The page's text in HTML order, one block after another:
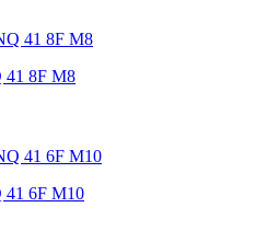
41 8F M8
41 6F M10